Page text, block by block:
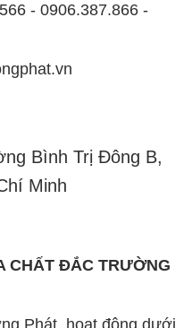
- 0906.387.866 -
Bình Trị Đông B,
Minh
CHẤT ĐẮC TRƯỜNG